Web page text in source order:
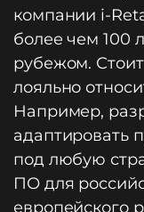
компании i-
более чем 100
рубежом.
лояльно
Например,
адаптировать
под любую
ПО для
европейского